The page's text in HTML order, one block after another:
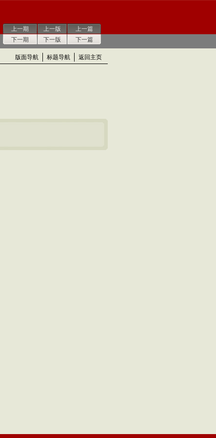
上一期
下一期
上一版
下一版
上一篇
下一篇
版面导航 标题导航 返回主页